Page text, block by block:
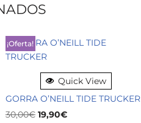
¡Oferta!
Quick View
GORRA O’NEILL TIDE TRUCKER
30,00€ 19,90€